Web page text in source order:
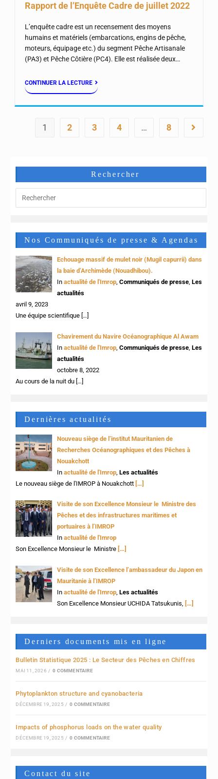
Rapport de l’Enquête Cadre de juillet 2022
L’enquête cadre est un recensement des moyens
humains et matériels (embarcations, engins de pêche,
moteurs, équipage etc.) du segment Pêche Artisanale
(PA3) et Pêche Côtière (PC4). Elle est réalisée deux…
CONTINUER LA LECTURE
1 2 3 4 … 8
Rechercher
Nos Communiqués de presse & Agendas
Echouage massif de mulet noir (Mugil capurrii) dans
la baie d’Archimède (Nouadhibou).
Inactualité de l'Imrop,Communiqués de presse,Les
actualités
avril 9, 2023
Une équipe scientifique […]
Chavirement du Navire Océanographique Al Awam
Inactualité de l'Imrop ,Communiqués de presse ,Les
actualités
octobre 8, 2022
Au cours de la nuit du […]
Dernières actualités
Nouveau siège de l’institut Mauritanien de
Recherches Océanographiques et des Pêches à
Nouakchott
Inactualité de l'Imrop ,Les actualités
Le nouveau siège de l'IMROP à Nouakchott […]
Visite de son Excellence Monsieur le Ministre des
Pêches et des infrastructures maritimes et
portuaires à l’IMROP
Inactualité de l'Imrop
Son Excellence Monsieur le Ministre […]
Visite de son Excellence l’ambassadeur du Japon en
Mauritanie à l’IMROP
Inactualité de l'Imrop ,Les actualités
Son Excellence Monsieur UCHIDA Tatsukunis, […]
Derniers documents mis en ligne
Bulletin Statistique 2025 : Le Secteur des Pêches en Chiffres
MAI 11, 2026 / 0 COMMENTAIRE
Phytoplankton structure and cyanobacteria
DÉCEMBRE 19, 2025 / 0 COMMENTAIRE
Impacts of phosphorus loads on the water quality
DÉCEMBRE 19, 2025 / 0 COMMENTAIRE
Contact du site